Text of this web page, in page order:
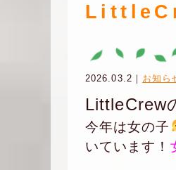
2026.03.2｜ お知ら
LittleCrew
今年は女の子
いています！